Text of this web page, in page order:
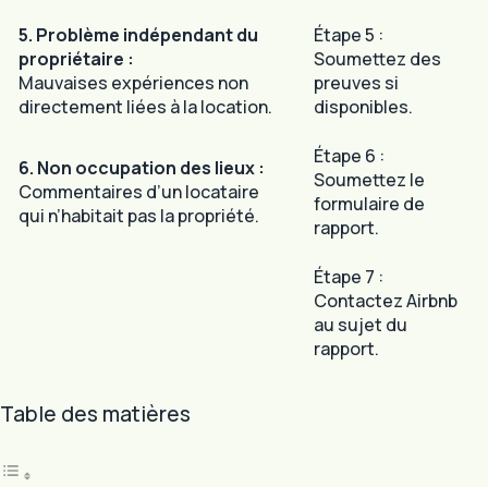
5. Problème indépendant du
propriétaire :
Mauvaises expériences non
directement liées à la location.
Étape 5 :
Soumettez des
preuves si
disponibles.
6. Non occupation des lieux :
Commentaires d’un locataire
qui n’habitait pas la propriété.
Étape 6 :
Soumettez le
formulaire de
rapport.
Étape 7 :
Contactez Airbnb
au sujet du
rapport.
Table des matières